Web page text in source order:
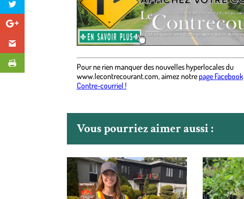
Pour ne rien manquer des nouvelles hyperlocalesdu
www.lecontrecourant.com,aimez notre page Facebook
Contre-courriel !
Vous pourriez aimer aussi :